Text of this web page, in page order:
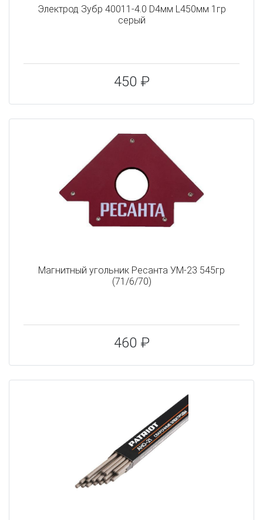
Электрод Зубр 40011-4.0 D4мм L450мм 1гр
серый
450 ₽
Магнитный угольник Ресанта УМ-23 545гр
(71/6/70)
460 ₽